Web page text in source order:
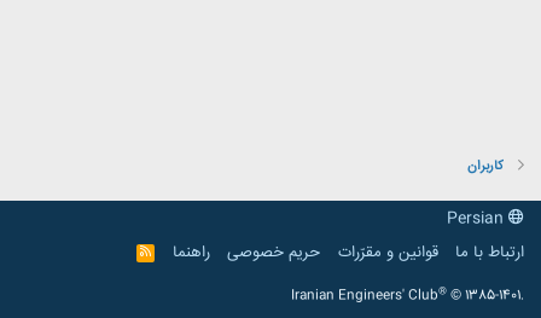
کاربران
ارتباط با ما
قوانین و مقرّرات حریم خصوصی راهنما
R
S
Iranian Engineers' Club® © 1385-1401.